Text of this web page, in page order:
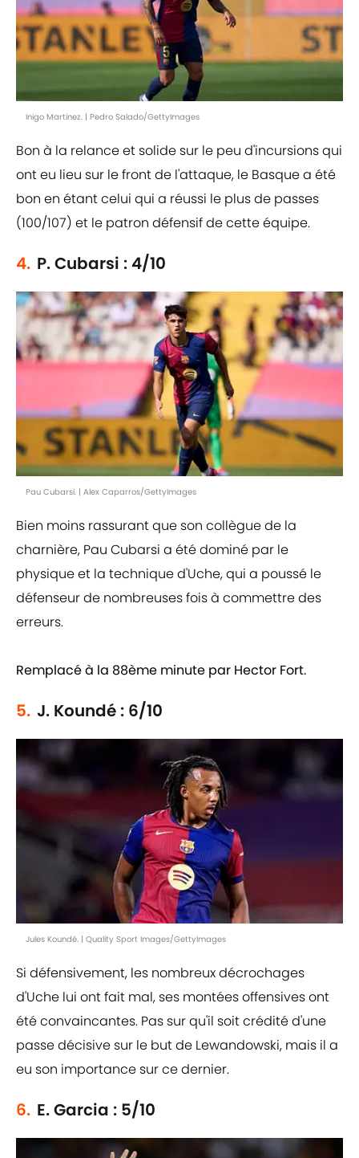
Inigo Martinez. | Pedro Salado/GettyImages
Bon à la relance et solide sur le peu d'incursions qui
ont eu lieu sur le front de l'attaque, le Basque a été
bon en étant celui qui a réussi le plus de passes
(100/107) et le patron défensif de cette équipe.
4. P. Cubarsi : 4/10
Pau Cubarsi. | Alex Caparros/GettyImages
Bien moins rassurant que son collègue de la
charnière, Pau Cubarsi a été dominé par le
physique et la technique d'Uche, qui a poussé le
défenseur de nombreuses fois à commettre des
erreurs.
Remplacé à la 88ème minute par Hector Fort.
5. J. Koundé : 6/10
Jules Koundé. | Quality Sport Images/GettyImages
Si défensivement, les nombreux décrochages
d'Uche lui ont fait mal, ses montées offensives ont
été convaincantes. Pas sur qu'il soit crédité d'une
passe décisive sur le but de Lewandowski, mais il a
eu son importance sur ce dernier.
6. E. Garcia : 5/10